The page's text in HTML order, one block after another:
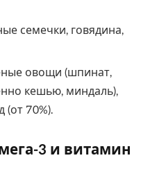
семечки, говядина,
овощи (шпинат,
кешью, миндаль),
(от 70%).
3 и витамин